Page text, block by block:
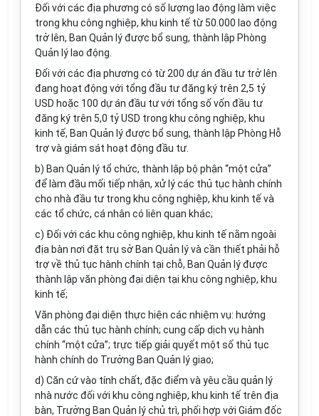
Đối với các địa phương có số lượng lao động làm việc
trong khu công nghiệp, khu kinh tế từ 50.000 lao động
trở lên, Ban Quản lý được bổ sung, thành lập Phòng
Quản lý lao động.
Đối với các địa phương có từ 200 dự án đầu tư trở lên
đang hoạt động với tổng đầu tư đăng ký trên 2,5 tỷ
USD hoặc 100 dự án đầu tư với tổng số vốn đầu tư
đăng ký trên 5,0 tỷ USD trong khu công nghiệp, khu
kinh tế, Ban Quản lý được bổ sung, thành lập Phòng Hỗ
trợ và giám sát hoạt động đầu tư.
b) Ban Quản lý tổ chức, thành lập bộ phận “một cửa”
để làm đầu mối tiếp nhận, xử lý các thủ tục hành chính
cho nhà đầu tư trong khu công nghiệp, khu kinh tế và
các tổ chức, cá nhân có liên quan khác;
c) Đối với các khu công nghiệp, khu kinh tế nằm ngoài
địa bàn nơi đặt trụ sở Ban Quản lý và cần thiết phải hỗ
trợ về thủ tục hành chính tại chỗ, Ban Quản lý được
thành lập văn phòng đại diện tại khu công nghiệp, khu
kinh tế;
Văn phòng đại diện thực hiện các nhiệm vụ: hướng
dẫn các thủ tục hành chính; cung cấp dịch vụ hành
chính “một cửa”; trực tiếp giải quyết một số thủ tục
hành chính do Trưởng Ban Quản lý giao;
d) Căn cứ vào tính chất, đặc điểm và yêu cầu quản lý
nhà nước đối với khu công nghiệp, khu kinh tế trên địa
bàn, Trưởng Ban Quản lý chủ trì, phối hợp với Giám đốc